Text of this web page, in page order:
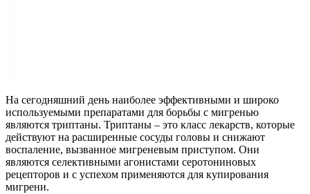
На сегодняшний день наиболее эффективными и широко
используемыми препаратами для борьбы с мигренью
являются триптаны. Триптаны – это класс лекарств, которые
действуют на расширенные сосуды головы и снижают
воспаление, вызванное мигреневым приступом. Они
являются селективными агонистами серотониновых
рецепторов и с успехом применяются для купирования
мигрени.